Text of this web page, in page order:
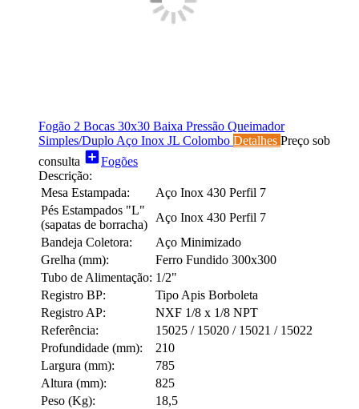
Fogão 2 Bocas 30x30 Baixa Pressão Queimador
Simples/Duplo Aço Inox JL Colombo Detalhes Preço sob
consulta add_boxFogões
Descrição:
Mesa Estampada:
Aço Inox 430 Perfil 7
Pés Estampados "L"
(sapatas de borracha)
Aço Inox 430 Perfil 7
Bandeja Coletora:
Aço Minimizado
Grelha (mm):
Ferro Fundido 300x300
Tubo de Alimentação: 1/2"
Registro BP:
Tipo Apis Borboleta
Registro AP:
NXF 1/8 x 1/8 NPT
Referência:
15025 / 15020 / 15021 / 15022
Profundidade (mm):
210
Largura (mm):
785
Altura (mm):
825
Peso (Kg):
18,5